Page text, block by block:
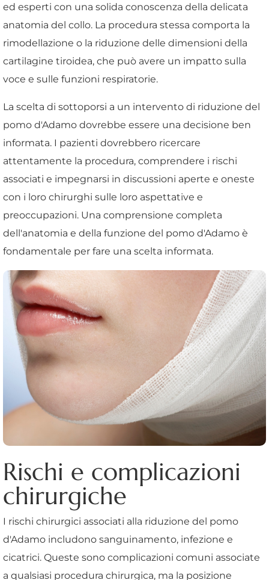
ed esperti con una solida conoscenza della delicata
anatomia del collo. La procedura stessa comporta la
rimodellazione o la riduzione delle dimensioni della
cartilagine tiroidea, che può avere un impatto sulla
voce e sulle funzioni respiratorie.
La scelta di sottoporsi a un intervento di riduzione del
pomo d'Adamo dovrebbe essere una decisione ben
informata. I pazienti dovrebbero ricercare
attentamente la procedura, comprendere i rischi
associati e impegnarsi in discussioni aperte e oneste
con i loro chirurghi sulle loro aspettative e
preoccupazioni. Una comprensione completa
dell'anatomia e della funzione del pomo d'Adamo è
fondamentale per fare una scelta informata.
Rischi e complicazioni
chirurgiche
I rischi chirurgici associati alla riduzione del pomo
d'Adamo includono sanguinamento, infezione e
cicatrici. Queste sono complicazioni comuni associate
a qualsiasi procedura chirurgica, ma la posizione